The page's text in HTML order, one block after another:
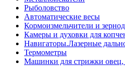
Рыболовство
Автоматические весы
Кормоизмельчители и
Камеры и духовки для
Навигаторы.Лазерные
Термометры
Машинки для стрижки